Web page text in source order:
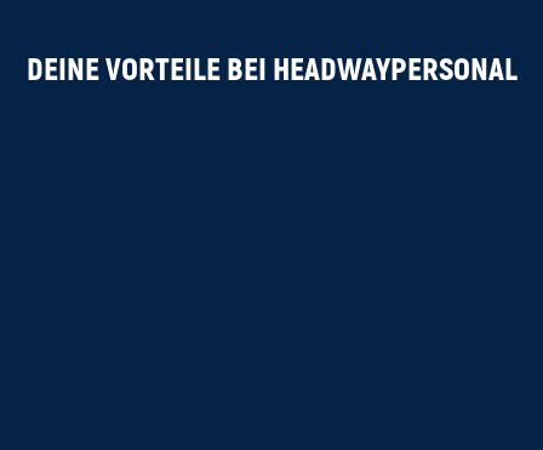
DEINE VORTEILE BEI HEADWAYPERSONAL